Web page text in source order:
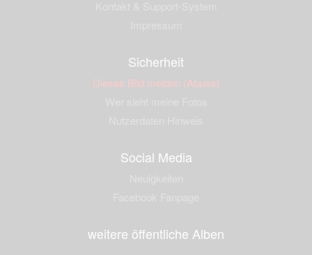
Sicherheit
Dieses Bild melden (Abuse)
Social Media
weitere öffentliche Alben